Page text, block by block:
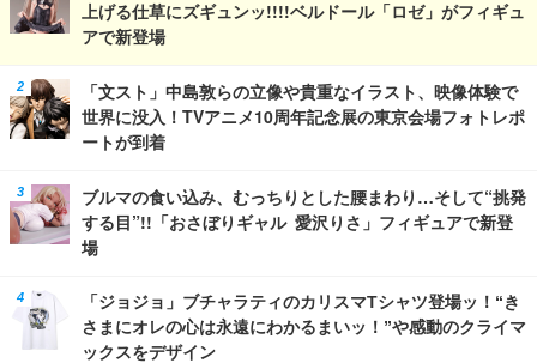
上げる仕草にズギュンッ!!!!ベルドール「ロゼ」がフィギュ
アで新登場
「文スト」中島敦らの立像や貴重なイラスト、映像体験で
世界に没入！TVアニメ10周年記念展の東京会場フォトレポ
ートが到着
ブルマの食い込み、むっちりとした腰まわり…そして“挑発
する目”!!「おさぼりギャル 愛沢りさ」フィギュアで新登
場
「ジョジョ」ブチャラティのカリスマTシャツ登場ッ！“き
さまにオレの心は永遠にわかるまいッ！”や感動のクライマ
ックスをデザイン